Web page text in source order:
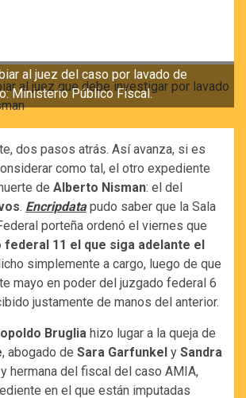
al juez del caso por lavado de
Ministerio Público Fiscal.
dos pasos atrás. Así avanza, si es
como tal, el otro expediente
de Alberto Nisman: el del
. Encripdatapudo saber que la Sala
porteña ordenó el viernes que
federal 11 el que siga adelante el
simplemente a cargo, luego de que
mayo en poder del juzgado federal 6
justamente de manos del anterior.
Bruglia hizo lugar a la queja de
, abogado de Sara Garfunkel y Sandra
hermana del fiscal del caso AMIA,
en el que están imputadas